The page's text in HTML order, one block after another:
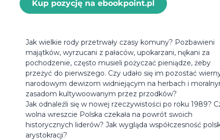
Kup pozycję na ebookpoint.pl
Jak wielkie rody przetrwały czasy komuny? Pozbawieni
majątków, wyrzucani z pałaców, upokarzani, nękani za
pochodzenie, często musieli pożyczać pieniądze, żeby
przeżyć do pierwszego. Czy udało się im pozostać
narodowym dewizom widniejącym na herbach i
zasadom kultywoowanym przez przodków?
Jak odnaleźli się w nowej rzeczywistości po roku 1989?
wolna wreszcie Polska czekała na powrót swoich
historycznych liderów? Jak wygląda współczesność
arystokracji?